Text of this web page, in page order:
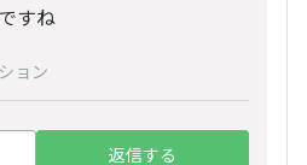
すね
ョン
返信する